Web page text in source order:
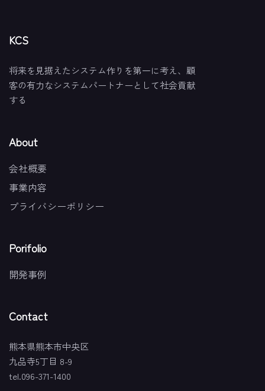
KCS
将来を見据えたシステム作りを第一に考え、顧
客の有力なシステムパートナーとして社会貢献
する
About
会社概要
事業内容
プライバシーポリシー
Porifolio
開発事例
Contact
熊本県熊本市中央区
九品寺5丁目 8-9
tel.096-371-1400